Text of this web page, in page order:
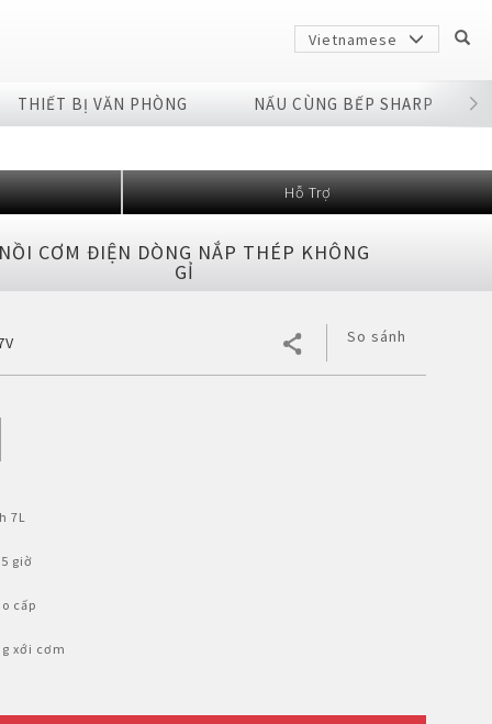
Vietnamese
THIẾT BỊ VĂN PHÒNG NẤU CÙNG BẾP SHARP
Hỗ Trợ
CƠM ĐIỆN DÒNG NẮP THÉP KHÔNG
GỈ
So sánh
7L
giờ
cấp
xới cơm